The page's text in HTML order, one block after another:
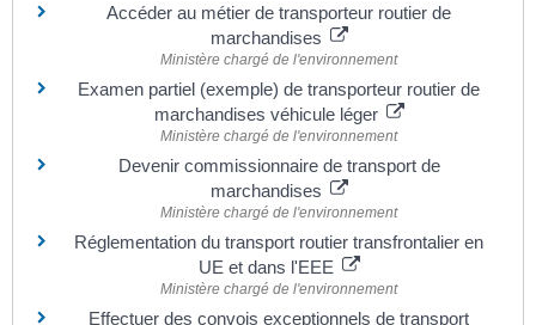
Accéder au métier de transporteur routier de
marchandises
Ministère chargé de l'environnement
Examen partiel (exemple) de transporteur routier de
marchandises véhicule léger
Ministère chargé de l'environnement
Devenir commissionnaire de transport de
marchandises
Ministère chargé de l'environnement
Réglementation du transport routier transfrontalier en
UE et dans l'EEE
Ministère chargé de l'environnement
Effectuer des convois exceptionnels de transport